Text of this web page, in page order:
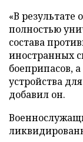
«В результате
полностью
состава
иностранных
боеприпасов,
устройства
добавил он.